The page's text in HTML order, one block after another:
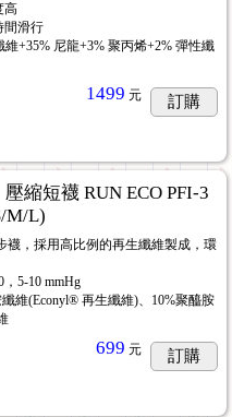
高
間滑行
維+35% 尼龍+3% 聚丙烯+2% 彈性纖
1499 元 訂購
壓縮短襪 RUN ECO PFI-3
M/L)
襪，採用高比例的再生纖維製成，環
5-10 mmHg
維(Econyl® 再生纖維)、10%聚醯胺
699 元 訂購